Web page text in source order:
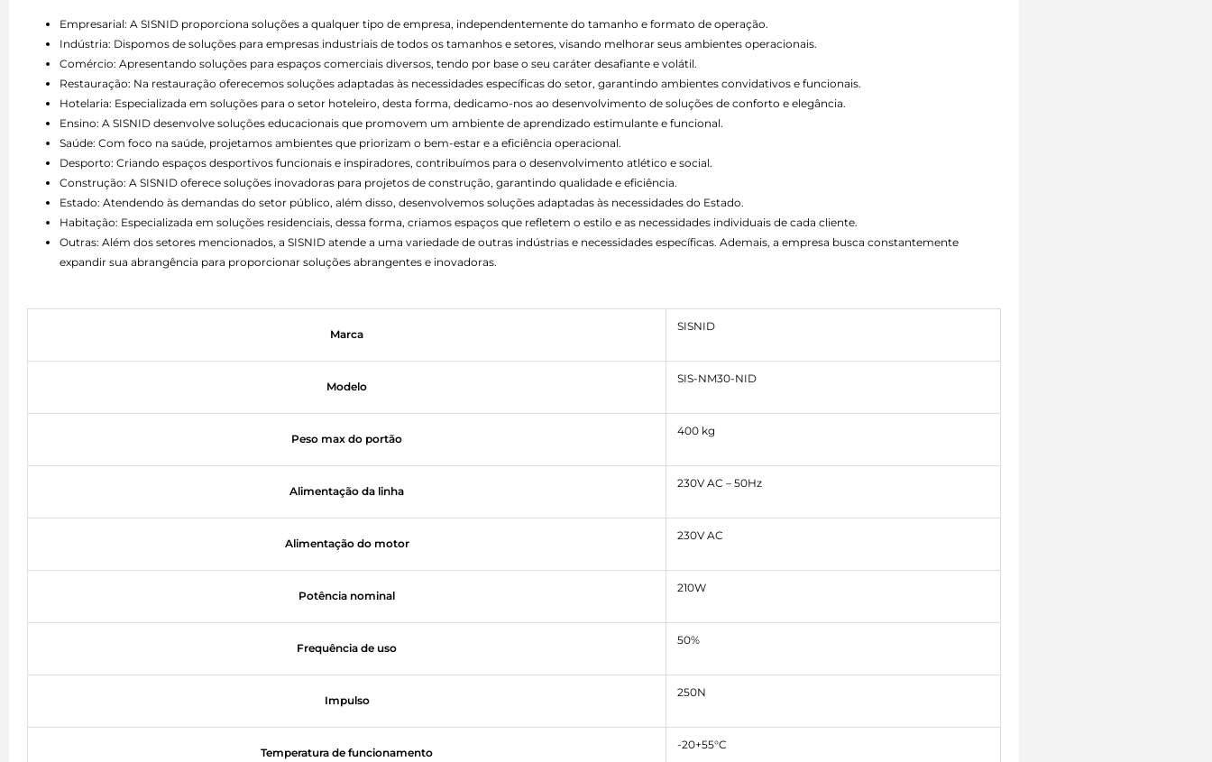
Empresarial: A SISNID proporciona soluções a qualquer tipo de empresa, independentemente do tamanho e formato de operação.
Indústria: Dispomos de soluções para empresas industriais de todos os tamanhos e setores, visando melhorar seus ambientes operacionais.
Comércio: Apresentando soluções para espaços comerciais diversos, tendo por base o seu caráter desafiante e volátil.
Restauração: Na restauração oferecemos soluções adaptadas às necessidades específicas do setor, garantindo ambientes convidativos e funcionais.
Hotelaria: Especializada em soluções para o setor hoteleiro, desta forma, dedicamo-nos ao desenvolvimento de soluções de conforto e elegância.
Ensino: A SISNID desenvolve soluções educacionais que promovem um ambiente de aprendizado estimulante e funcional.
Saúde: Com foco na saúde, projetamos ambientes que priorizam o bem-estar e a eficiência operacional.
Desporto: Criando espaços desportivos funcionais e inspiradores, contribuímos para o desenvolvimento atlético e social.
Construção: A SISNID oferece soluções inovadoras para projetos de construção, garantindo qualidade e eficiência.
Estado: Atendendo às demandas do setor público, além disso, desenvolvemos soluções adaptadas às necessidades do Estado.
Habitação: Especializada em soluções residenciais, dessa forma, criamos espaços que refletem o estilo e as necessidades individuais de cada cliente.
Outras: Além dos setores mencionados, a SISNID atende a uma variedade de outras indústrias e necessidades específicas. Ademais, a empresa busca constantemente
expandir sua abrangência para proporcionar soluções abrangentes e inovadoras.
Marca
SISNID
Modelo
SIS-NM30-NID
Peso max do portão
400 kg
Alimentação da linha
230V AC – 50Hz
Alimentação do motor
230V AC
Potência nominal
210W
Frequência de uso
50%
Impulso
250N
Temperatura de funcionamento
-20+55°C